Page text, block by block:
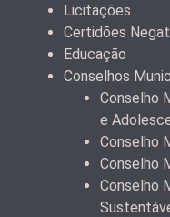
Licitações
Certidões
Educação
Conselhos
Conselho
e
Conselho
Conselho
Conselho